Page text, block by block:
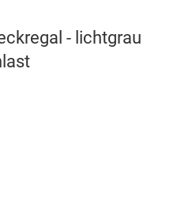
- lichtgrau